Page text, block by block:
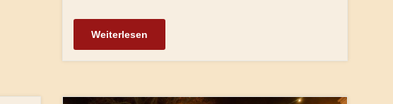
Weiterlesen